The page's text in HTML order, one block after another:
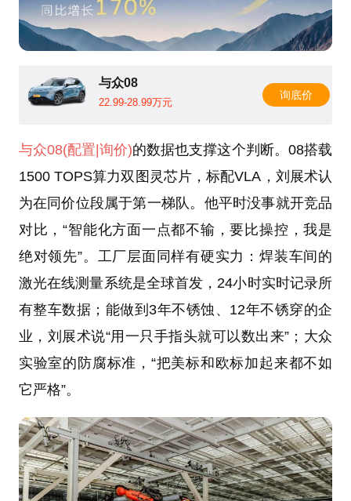
与众08
22.99-28.99万元
询底价
与众08(配置 |询价)的数据也支撑这个判断。08搭载
1500 TOPS算力双图灵芯片，标配VLA，刘展术认
为在同价位段属于第一梯队。他平时没事就开竞品
对比，“智能化方面一点都不输，要比操控，我是
绝对领先”。工厂层面同样有硬实力：焊装车间的
激光在线测量系统是全球首发，24小时实时记录所
有整车数据；能做到3年不锈蚀、12年不锈穿的企
业，刘展术说“用一只手指头就可以数出来”；大众
实验室的防腐标准，“把美标和欧标加起来都不如
它严格”。